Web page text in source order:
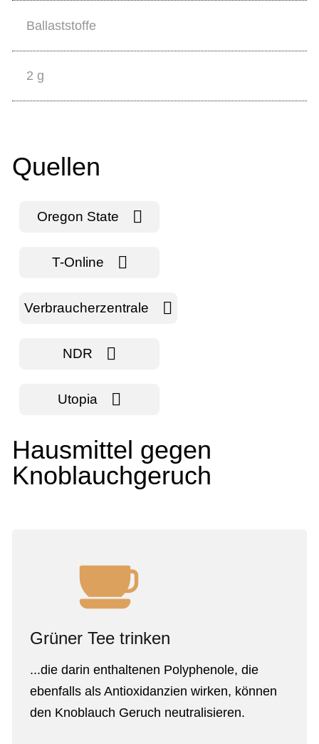
Ballaststoffe
2 g
Quellen
Oregon State
T-Online
Verbraucherzentrale
NDR
Utopia
Hausmittel gegen
Knoblauchgeruch
Grüner Tee trinken
...die darin enthaltenen Polyphenole, die
ebenfalls als Antioxidanzien wirken, können
den Knoblauch Geruch neutralisieren.